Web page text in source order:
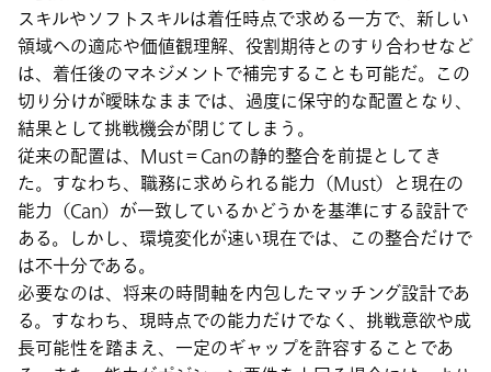
スキルやソフトスキルは着任時点で求める一方で、新しい
領域への適応や価値観理解、役割期待とのすり合わせなど
は、着任後のマネジメントで補完することも可能だ。この
切り分けが曖昧なままでは、過度に保守的な配置となり、
結果として挑戦機会が閉じてしまう。
従来の配置は、Must＝Canの静的整合を前提としてき
た。すなわち、職務に求められる能力（Must）と現在の
能力（Can）が一致しているかどうかを基準にする設計で
ある。しかし、環境変化が速い現在では、この整合だけで
は不十分である。
必要なのは、将来の時間軸を内包したマッチング設計であ
る。すなわち、現時点での能力だけでなく、挑戦意欲や成
長可能性を踏まえ、一定のギャップを許容することであ